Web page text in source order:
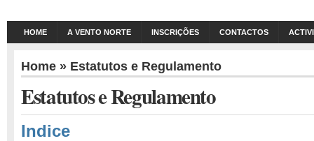
HOME A VENTO NORTE INSCRIÇÕES CONTACTOS
Home » Estatutos e Regulamento
Estatutos e Regulamento
Indice